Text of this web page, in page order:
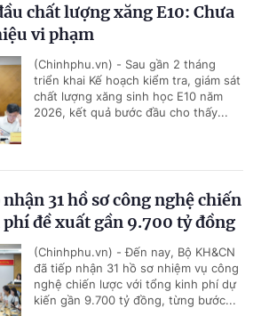
chất lượng xăng E10: Chưa
vi phạm
(Chinhphu.vn) - Sau gần 2 tháng
triển khai Kế hoạch kiểm tra, giám sát
chất lượng xăng sinh học E10 năm
2026, kết quả bước đầu cho thấy...
31 hồ sơ công nghệ chiến
đề xuất gần 9.700 tỷ đồng
(Chinhphu.vn) - Đến nay, Bộ KH&CN
đã tiếp nhận 31 hồ sơ nhiệm vụ công
nghệ chiến lược với tổng kinh phí dự
kiến gần 9.700 tỷ đồng, từng bước...